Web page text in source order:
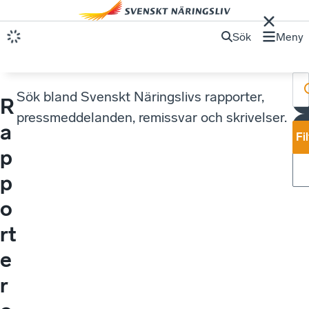
Sök Meny
R
a
p
p
o
rt
e
r
Sök bland Svenskt Näringslivs rapporter,
pressmeddelanden, remissvar och skrivelser.